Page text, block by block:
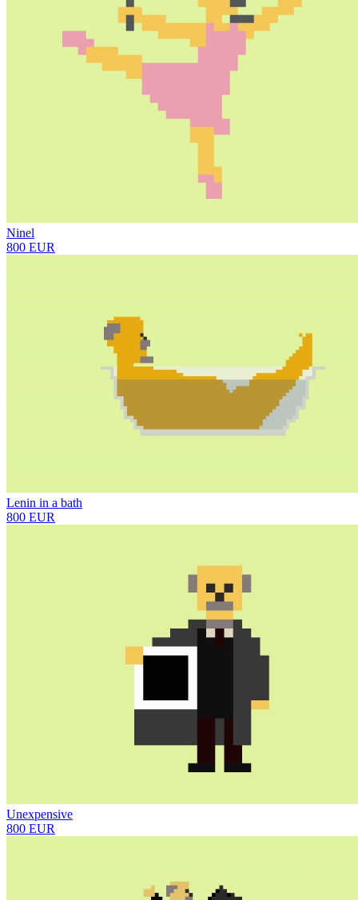
Ninel
800 EUR
Lenin in a bath
800 EUR
Unexpensive
800 EUR